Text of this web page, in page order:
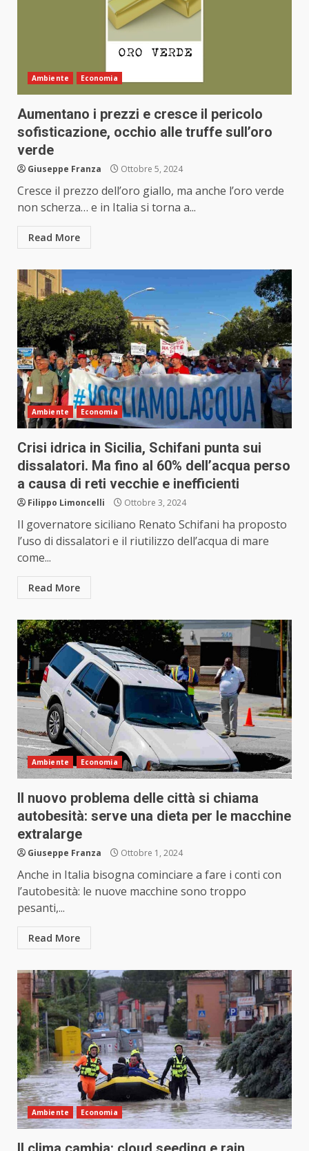
Ambiente Economia
Aumentano i prezzi e cresce il pericolo
sofisticazione, occhio alle truffe sull’oro
verde
Giuseppe Franza Ottobre 5, 2024
Cresce il prezzo dell’oro giallo, ma anche l’oro verde
non scherza… e in Italia si torna a...
Read More
Ambiente Economia
Crisi idrica in Sicilia, Schifani punta sui
dissalatori. Ma fino al 60% dell’acqua perso
a causa di reti vecchie e inefficienti
Filippo Limoncelli Ottobre 3, 2024
Il governatore siciliano Renato Schifani ha proposto
l’uso di dissalatori e il riutilizzo dell’acqua di mare
come...
Read More
Ambiente Economia
Il nuovo problema delle città si chiama
autobesità: serve una dieta per le macchine
extralarge
Giuseppe Franza Ottobre 1, 2024
Anche in Italia bisogna cominciare a fare i conti con
l’autobesità: le nuove macchine sono troppo
pesanti,...
Read More
Ambiente Economia